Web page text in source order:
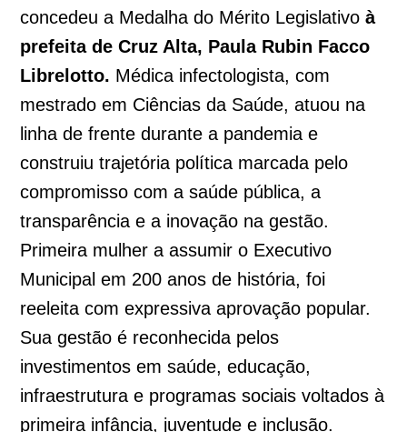
concedeu a Medalha do Mérito Legislativoà
prefeita de Cruz Alta, Paula Rubin Facco
Librelotto. Médica infectologista, com
mestrado em Ciências da Saúde, atuou na
linha de frente durante a pandemia e
construiu trajetória política marcada pelo
compromisso com a saúde pública, a
transparência e a inovação na gestão.
Primeira mulher a assumir o Executivo
Municipal em 200 anos de história, foi
reeleita com expressiva aprovação popular.
Sua gestão é reconhecida pelos
investimentos em saúde, educação,
infraestrutura e programas sociais voltados à
primeira infância, juventude e inclusão.